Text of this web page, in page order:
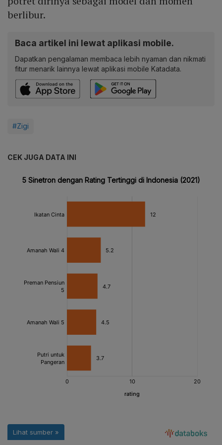
berlibur.
Baca artikel ini lewat aplikasi mobile.
Dapatkan pengalaman membaca lebih nyaman dan nikmati
fitur menarik lainnya lewat aplikasi mobile Katadata.
#Zigi
CEK JUGA DATA INI